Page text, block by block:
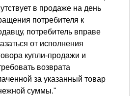
в продаже на день
потребителя к
потребитель вправе
от исполнения
купли-продажи и
возврата
за указанный товар
суммы."